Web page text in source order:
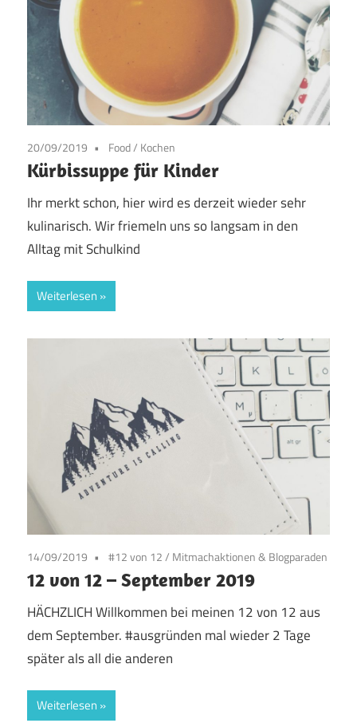
20/09/2019 Food/ Kochen
Kürbissuppe für Kinder
Ihr merkt schon, hier wird es derzeit wieder sehr
kulinarisch. Wir friemeln uns so langsam in den
Alltag mit Schulkind
Weiterlesen
14/09/2019 #12 von 12/ Mitmachaktionen & Blogparaden
12 von 12 – September 2019
HÄCHZLICH Willkommen bei meinen 12 von 12 aus
dem September. #ausgründen mal wieder 2 Tage
später als all die anderen
Weiterlesen